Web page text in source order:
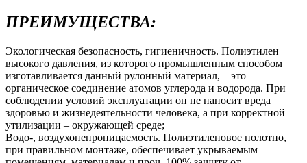
ПРЕИМУЩЕСТВА:
Экологическая безопасность, гигиеничность. Полиэтилен
высокого давления, из которого промышленным способом
изготавливается данный рулонный материал, – это
органическое соединение атомов углерода и водорода. При
соблюдении условий эксплуатации он не наносит вреда
здоровью и жизнедеятельности человека, а при корректной
утилизации – окружающей среде;
Водо-, воздухонепроницаемость. Полиэтиленовое полотно,
при правильном монтаже, обеспечивает укрываемым